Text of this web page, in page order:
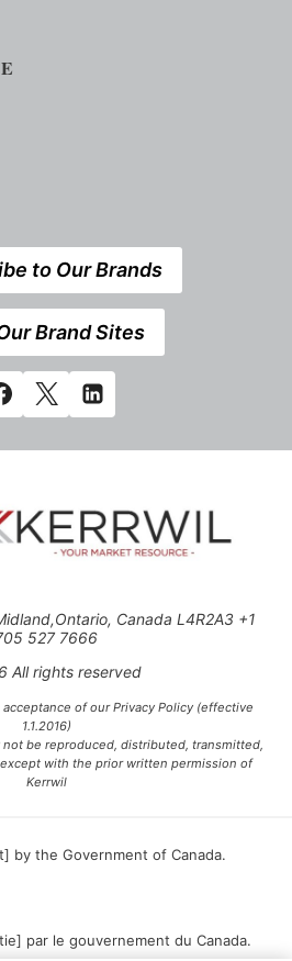
to Our Brands
Brand Sites
Canada L4R2A3 +1
527 7666
All rights reserved
of our Privacy Policy (effective
1.1.2016)
be reproduced, distributed, transmitted,
with the prior written permission of
Kerrwil
by the Government of Canada.
par le gouvernement du Canada.